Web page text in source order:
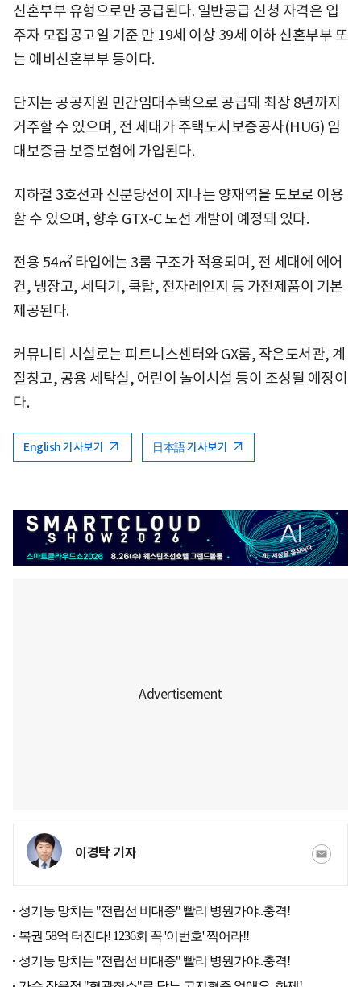
신혼부부 유형으로만 공급된다. 일반공급 신청 자격은 입
주자 모집공고일 기준 만 19세 이상 39세 이하 신혼부부 또
는 예비신혼부부 등이다.
단지는 공공지원 민간임대주택으로 공급돼 최장 8년까지
거주할 수 있으며, 전 세대가 주택도시보증공사(HUG) 임
대보증금 보증보험에 가입된다.
지하철 3호선과 신분당선이 지나는 양재역을 도보로 이용
할 수 있으며, 향후 GTX-C 노선 개발이 예정돼 있다.
전용 54㎡ 타입에는 3룸 구조가 적용되며, 전 세대에 에어
컨, 냉장고, 세탁기, 쿡탑, 전자레인지 등 가전제품이 기본
제공된다.
커뮤니티 시설로는 피트니스센터와 GX룸, 작은도서관, 계
절창고, 공용 세탁실, 어린이 놀이시설 등이 조성될 예정이
다.
English 기사보기 日本語 기사보기
이경탁 기자